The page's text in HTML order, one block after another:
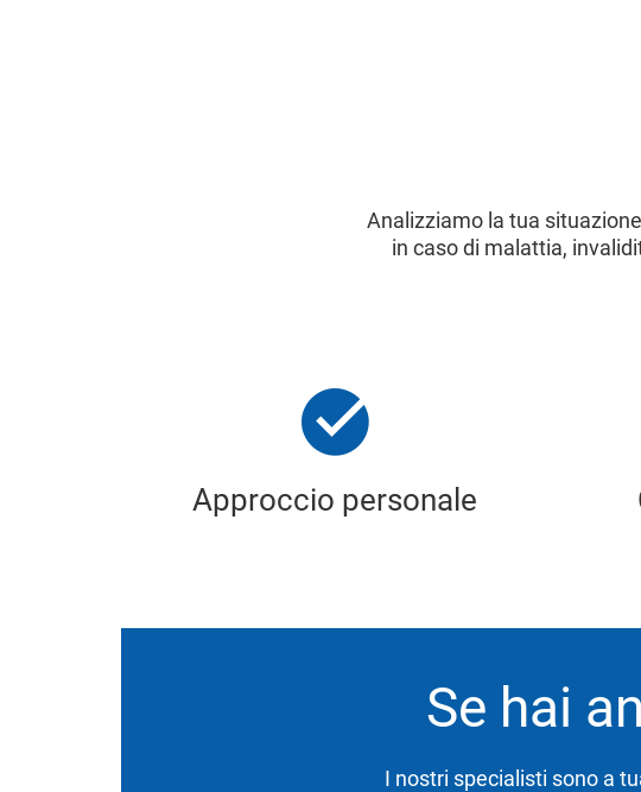
Analizziamo la tua
in caso di malattia,
Approccio personale
Se hai
I nostri specialisti sono a